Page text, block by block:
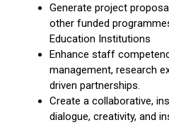
Generate project
other funded
Education Institutions
Enhance staff
management, research
driven partnerships.
Create a collaborative,
dialogue, creativity, and